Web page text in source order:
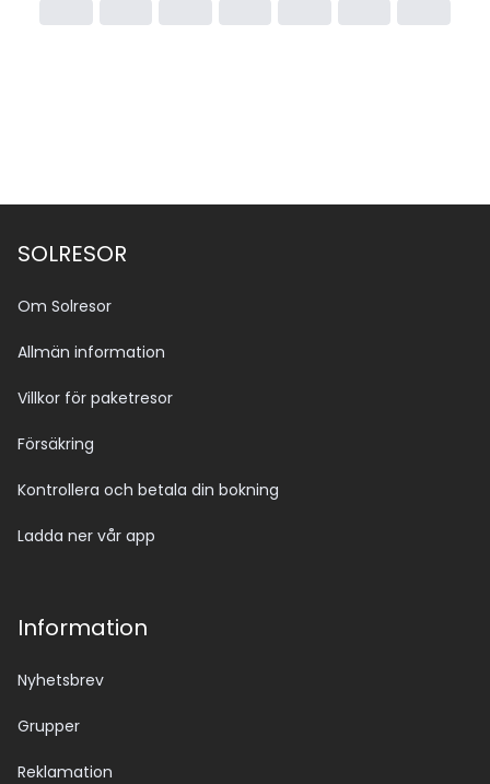
SOLRESOR
Om Solresor
Allmän information
Villkor för paketresor
Försäkring
Kontrollera och betala din bokning
Ladda ner vår app
Information
Nyhetsbrev
Grupper
Reklamation